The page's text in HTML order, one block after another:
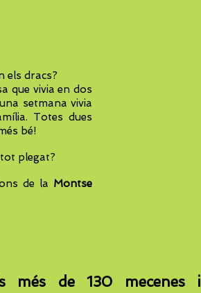
els dracs?
que vivia en dos
setmana vivia
Totes dues
bé!
plegat?
de la Montse
més de 130 mecenes i